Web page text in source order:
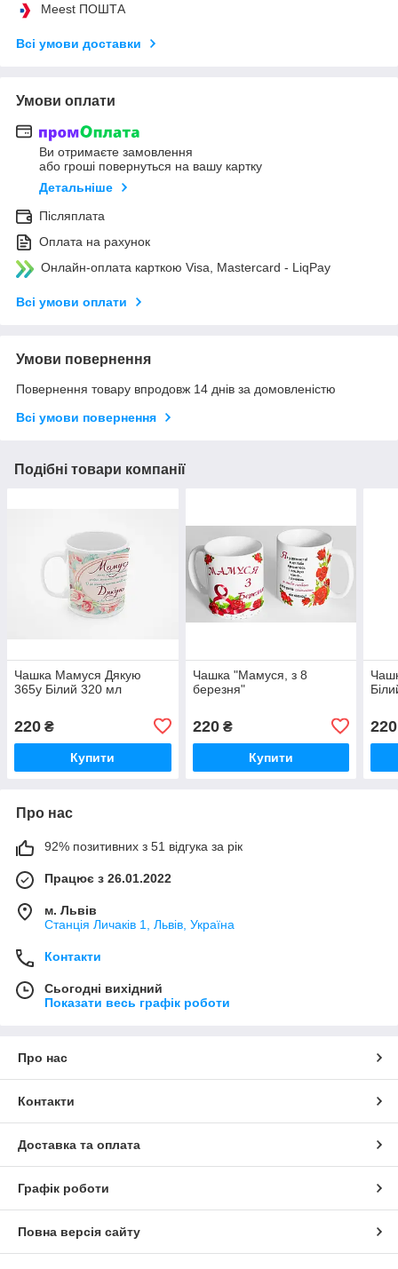
Meest ПОШТА
Всі умови доставки
Умови оплати
Ви отримаєте замовлення
або гроші повернуться на вашу картку
Детальніше
Післяплата
Оплата на рахунок
Онлайн-оплата карткою Visa, Mastercard - LiqPay
Всі умови оплати
Умови повернення
Повернення товару впродовж 14 днів за домовленістю
Всі умови повернення
Подібні товари компанії
Чашка Мамуся Дякую
365у Білий 320 мл
220 ₴
Купити
Чашка "Мамуся, з 8
березня"
220₴
Купити
220
Про нас
92% позитивних з 51 відгука за рік
Працює з 26.01.2022
м. Львів
Станція Личаків 1, Львів, Україна
Контакти
Сьогодні вихідний
Показати весь графік роботи
Про нас
Контакти
Доставка та оплата
Графік роботи
Повна версія сайту